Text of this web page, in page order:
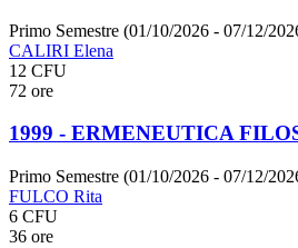
Primo Semestre (01/10/2026 - 07/12/
CALIRI Elena
12 CFU
72 ore
1999 - ERMENEUTICA
Primo Semestre (01/10/2026 - 07/12/
FULCO Rita
6 CFU
36 ore